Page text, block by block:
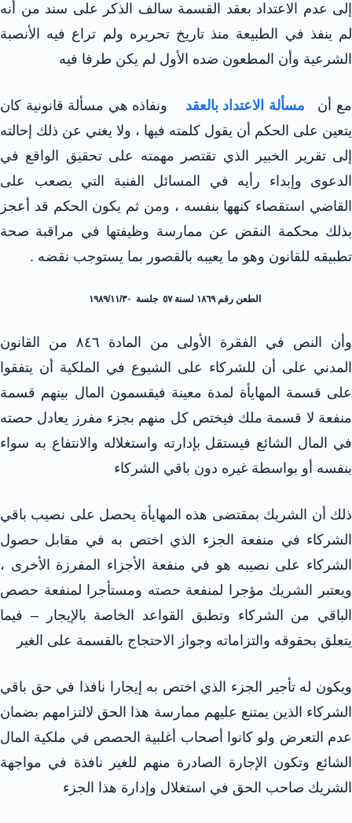
إلى عدم الاعتداد بعقد القسمة سالف الذكر على سند من أنه
لم ينفذ في الطبيعة منذ تاريخ تحريره ولم تراع فيه الأنصبة
الشرعية وأن المطعون ضده الأول لم يكن طرفا فيه
مع أن مسألة الاعتداد بالعقد
ونفاذه هي مسألة قانونية كان
يتعين على الحكم أن يقول كلمته فيها ، ولا يغني عن ذلك إحالته
إلى تقرير الخبير الذي تقتصر مهمته على تحقيق الواقع في
الدعوى وإبداء رأيه في المسائل الفنية التي يصعب على
القاضي استقصاء كنهها بنفسه ، ومن ثم يكون الحكم قد أعجز
بذلك محكمة النقض عن ممارسة وظيفتها في مراقبة صحة
تطبيقه للقانون وهو ما يعيبه بالقصور بما يستوجب نقضه .
الطعن رقم ١٨٦٩ لسنة ٥٧ جلسة ۱۹۸۹/۱۱/۳۰
وأن النص في الفقرة الأولى من المادة ٨٤٦ من القانون
المدني على أن للشركاء على الشيوع في الملكية أن يتفقوا
على قسمة المهايأة لمدة معينة فيقسمون المال بينهم قسمة
منفعة لا قسمة ملك فيختص كل منهم بجزء مفرز يعادل حصته
في المال الشائع فيستقل بإدارته واستغلاله والانتفاع به سواء
بنفسه أو بواسطة غيره دون باقي الشركاء
ذلك أن الشريك بمقتضى هذه المهايأة يحصل على نصيب باقي
الشركاء في منفعة الجزء الذي اختص به في مقابل حصول
الشركاء على نصيبه هو في منفعة الأجزاء المفرزة الأخرى ،
ويعتبر الشريك مؤجرا لمنفعة حصته ومستأجرا لمنفعة حصص
الباقي من الشركاء وتطبق القواعد الخاصة بالإيجار – فيما
يتعلق بحقوقه والتزاماته وجواز الاحتجاج بالقسمة على الغير
ويكون له تأجير الجزء الذي اختص به إيجارا نافذا في حق باقي
الشركاء الذين يمتنع عليهم ممارسة هذا الحق لالتزامهم بضمان
عدم التعرض ولو كانوا أصحاب أغلبية الحصص في ملكية المال
الشائع وتكون الإجارة الصادرة منهم للغير نافذة في مواجهة
الشريك صاحب الحق في استغلال وإدارة هذا الجزء